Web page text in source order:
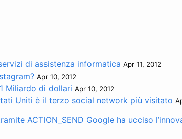
di assistenza informatica Apr 11, 2012
Apr 10, 2012
Miliardo di dollari Apr 10, 2012
Uniti è il terzo social network più visitato
ACTION_SEND Google ha ucciso